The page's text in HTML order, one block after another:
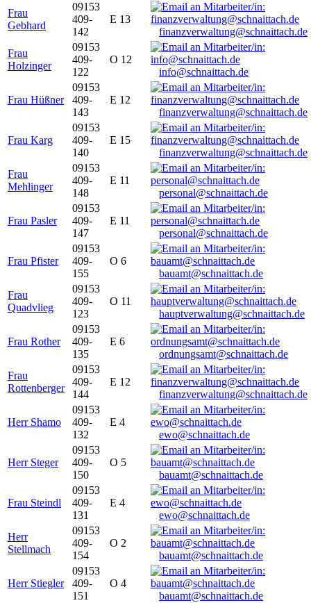
Frau
Gebhard
09153
409-
142
E 13
finanzverwaltung@schnaittach.de
Frau
Holzinger
09153
409-
122
O 12
info@schnaittach.de
Frau Hüßner
09153
409-
143
E 12
finanzverwaltung@schnaittach.de
Frau Karg
09153
409-
140
E 15
finanzverwaltung@schnaittach.de
Frau
Mehlinger
09153
409-
148
E 11
personal@schnaittach.de
Frau Pasler
09153
409-
147
E 11
personal@schnaittach.de
Frau Pfister
09153
409-
155
O 6
bauamt@schnaittach.de
Frau
Quadvlieg
09153
409-
123
O 11
hauptverwaltung@schnaittach.de
Frau Rother
09153
409-
135
E 6
ordnungsamt@schnaittach.de
Frau
Rottenberger
09153
409-
144
E 12
finanzverwaltung@schnaittach.de
Herr Shamo
09153
409-
132
E 4
ewo@schnaittach.de
Herr Steger
09153
409-
150
O 5
bauamt@schnaittach.de
Frau Steindl
09153
409-
131
E 4
ewo@schnaittach.de
Herr
Stellmach
09153
409-
154
O 2
bauamt@schnaittach.de
Herr Stiegler
09153
409-
151
O 4
bauamt@schnaittach.de